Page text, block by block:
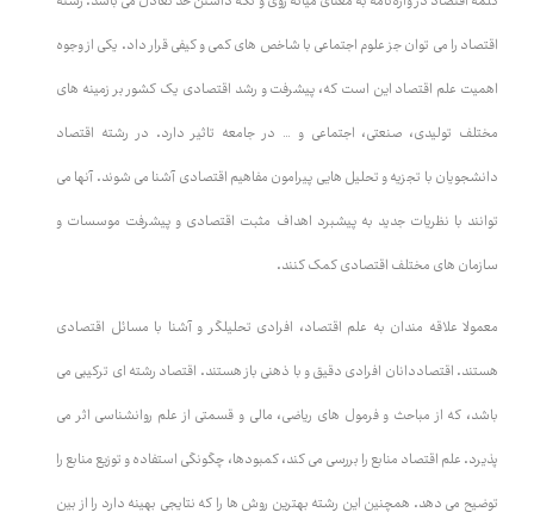
اقتصاد را می توان جز علوم اجتماعی با شاخص های کمی و کیفی قرار داد. یکی از وجوه
اهمیت علم اقتصاد این است که، پیشرفت و رشد اقتصادی یک کشور بر زمینه های
مختلف تولیدی، صنعتی، اجتماعی و … در جامعه تاثیر دارد. در رشته اقتصاد
دانشجویان با تجزیه و تحلیل هایی پیرامون مفاهیم اقتصادی آشنا می شوند. آنها می
توانند با نظریات جدید به پیشبرد اهداف مثبت اقتصادی و پیشرفت موسسات و
سازمان های مختلف اقتصادی کمک کنند.
معمولا علاقه مندان به علم اقتصاد، افرادی تحلیلگر و آشنا با مسائل اقتصادی
هستند. اقتصاددانان افرادی دقیق و با ذهنی باز هستند. اقتصاد رشته ای ترکیبی می
باشد، که از مباحث و فرمول های ریاضی، مالی و قسمتی از علم روانشناسی اثر می
پذیرد. علم اقتصاد منابع را بررسی می کند، کمبودها، چگونگی استفاده و توزیع منابع را
توضیح می دهد. همچنین این رشته بهترین روش ها را که نتایجی بهینه دارد را از بین